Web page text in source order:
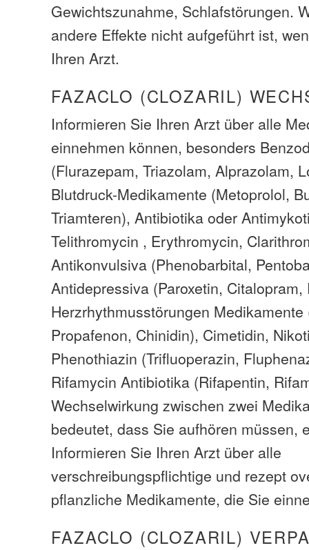
Gewichtszunahme, Schlafstörungen.
andere Effekte nicht aufgeführt ist,
Ihren Arzt.
FAZACLO (CLOZARIL)
Informieren Sie Ihren Arzt über alle
einnehmen können, besonders
(Flurazepam, Triazolam, Alprazolam,
Blutdruck-Medikamente (Metoprolol,
Triamteren), Antibiotika oder
Telithromycin , Erythromycin,
Antikonvulsiva (Phenobarbital,
Antidepressiva (Paroxetin,
Herzrhythmusstörungen
Propafenon, Chinidin), Cimetidin,
Phenothiazin (Trifluoperazin,
Rifamycin Antibiotika (Rifapentin,
Wechselwirkung zwischen zwei
bedeutet, dass Sie aufhören müssen,
Informieren Sie Ihren Arzt über alle
verschreibungspflichtige und rezept
pflanzliche Medikamente, die Sie
FAZACLO (CLOZARIL)